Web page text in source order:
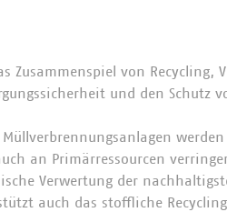
Zusammenspiel von
und den Schutz
Müllverbrennungsanlagen
an Primärressourcen
Verwertung der
auch das stoffliche